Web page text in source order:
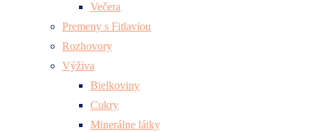
Večera
Premeny s Fitlaviou
Rozhovory
Výživa
Bielkoviny
Cukry
Minerálne látky